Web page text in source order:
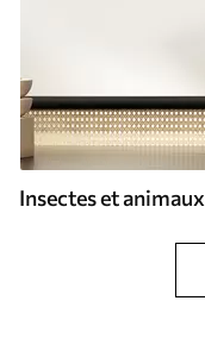
Insectes et animaux